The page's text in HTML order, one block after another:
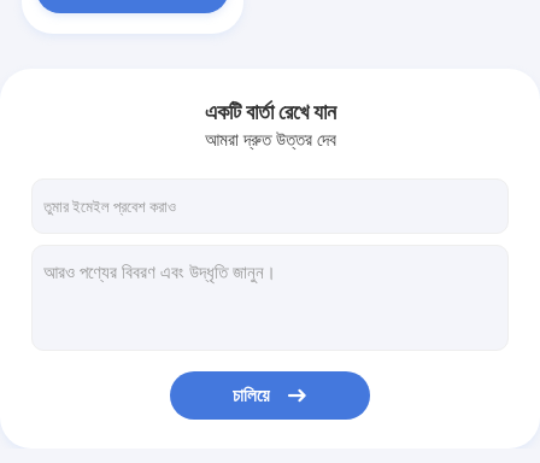
শিল্পকৌশল অতিস্বনক ক্লিনার
নিমজ্জিত ট্রান্সডুকার
একটি বার্তা রেখে যান
আমরা দ্রুত উত্তর দেব
চালিয়ে